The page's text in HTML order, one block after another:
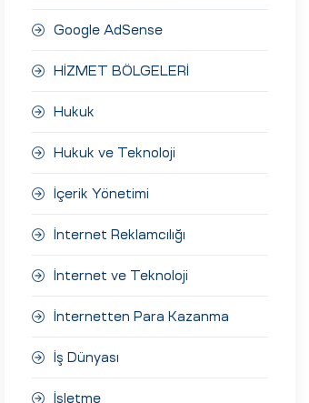
Google AdSense
HİZMET BÖLGELERİ
Hukuk
Hukuk ve Teknoloji
İçerik Yönetimi
İnternet Reklamcılığı
İnternet ve Teknoloji
İnternetten Para Kazanma
İş Dünyası
İşletme